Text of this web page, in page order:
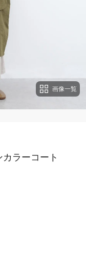
画像一覧
ラーコート